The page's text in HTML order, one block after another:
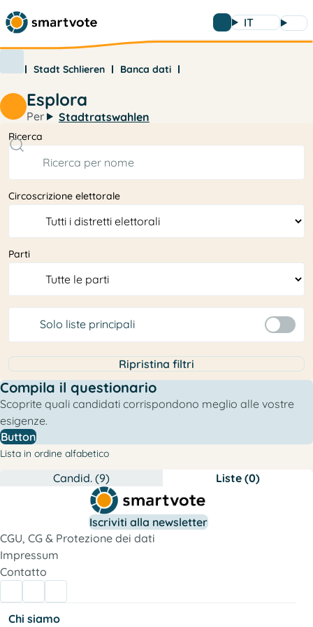
IT
Stadt Schlieren Banca dati
Esplora
Per Stadtratswahlen
Ricerca
Circoscrizione elettorale
Parti
Solo liste principali
Ripristina filtri
Compila il questionario
Scoprite quali candidati corrispondono meglio alle vostre
esigenze.
Button
Lista in ordine alfabetico
Candid. (9) Liste (0)
Iscriviti alla newsletter
CGU, CG & Protezione dei dati
Impressum
Contatto
Chi siamo